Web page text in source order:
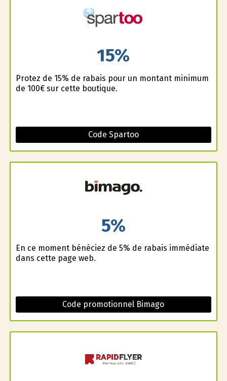
15%
Profitez de 15% de rabais pour un montant minimum
de 100€ sur cette boutique.
Code Spartoo
5%
En ce moment bénéficiez de 5% de rabais immédiate
dans cette page web.
Code promotionnel Bimago